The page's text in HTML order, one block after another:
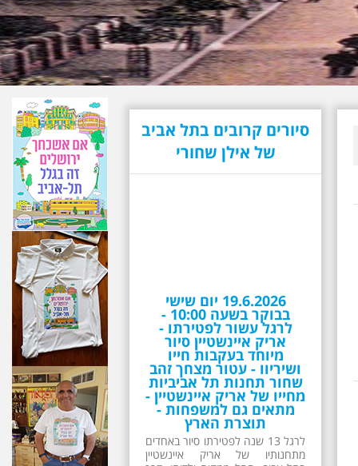
סיורים קרובים בתל אביב
של אילן שחורי
19.6.2026 יום שישי
בבוקר בשעה 10:00 -
לרגל עשור לפטירתו -
אריק איינשטיין סיור
מיוחד בעקבות חייו
ושיריוו - עטור מצחך זהב
שחור תחנות תל אביביות
מחייו של אריק איינשטיין -
מתאים גם למשפחות -
תוצרת הארץ
לרגל 13 שנה לפטירתו סיור באחדים
מתחנותיו של אריק איינשטיין